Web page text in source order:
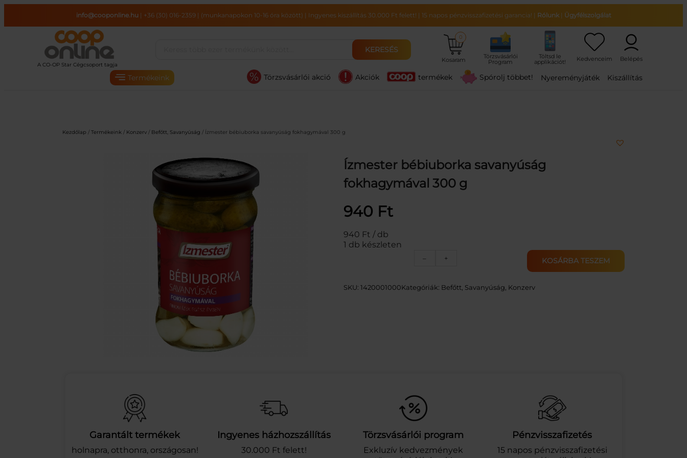
tartalomhoz
info@cooponline.hu | +36 (30) 016-2359| (munkanapokon 10-16 óra között) | Ingyenes kiszállítás 30.000 Ft felett! | 15 napos pénzvisszafizetési garancia! | Rólunk| Ügyfélszolgálat
KERESÉS
Kosaram
0
Termékeink Törzsvásárlói akció Akciók termékek Spórolj többet! Nyereményjáték Kiszállítás
Kezdőlap / Termékeink / Konzerv / Befőtt, Savanyúság / Ízmester bébiuborka savanyúság fokhagymával 300 g
Ízmester bébiuborka savanyúság
fokhagymával 300 g
940 Ft
940 Ft / db
1 db készleten
–
E
S
A
+ KOSÁRBA TESZEM
SKU: 1420001000Kategóriák: Befőtt, Savanyúság Konzerv
Garantált termékek
holnapra, otthonra, országosan!
Ingyenes házhozszállítás
30.000 Ft felett!
Törzsvásárlói program
Exkluzív kedvezmények
Pénzvisszafizetés
15 napos pénzvisszafizetési